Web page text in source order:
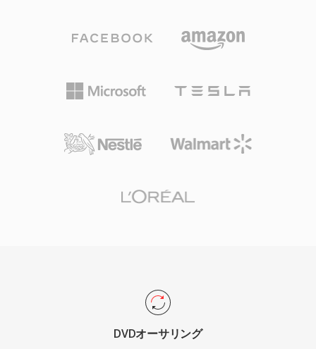
画はカメラセンサーがキャプチャしたフル品質を
維持しており、編集ワークフローのソースマテリ
り、画質とファイルサイズの間の効果的なバラン
ドでの録画時間の延長が可能です。MTSファイ
ルはすべての主要な動画編集アプリケーションで
きますが、一部のワークフローではよりスムーズ
オーサリングワークフロー、特にDVD制作にお
に準備・エンコードされた後、最終コンテナフォ
ーマットに多重化されます。M2Vストリーム
キャンモードをサポートし、標準画質から
15 Mbps、プロフェッショナル用途では最大80
ィオや同期情報がないため、完全な再生には別の
オーディオファイルとの組み合わせが必要です。
DVDオーサリングソフトウェアは一般的にM2V
DVDオーサリング